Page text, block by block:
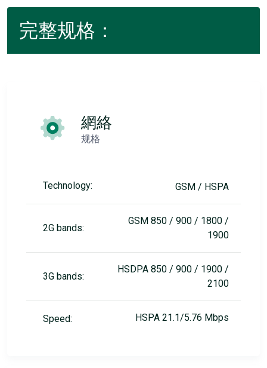
完整规格：
網絡
规格
Technology: GSM / HSPA
2G bands:
GSM 850 / 900 / 1800 /
1900
3G bands:
HSDPA 850 / 900 / 1900 /
2100
Speed: HSPA 21.1/5.76 Mbps